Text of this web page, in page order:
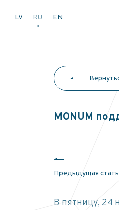
LV RU EN
MONUM
Предыдущая
В пятницу, 24